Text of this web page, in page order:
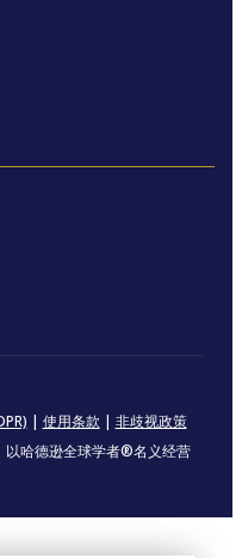
使用条款| 非歧视政策
哈德逊全球学者®名义经营